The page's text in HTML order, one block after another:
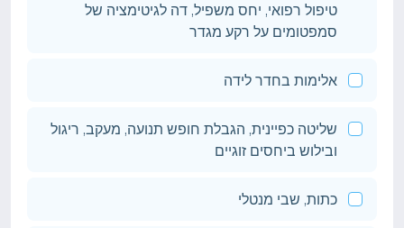
טיפול רפואי, יחס משפיל, דה לגיטימציה של
סמפטומים על רקע מגדר
אלימות בחדר לידה
שליטה כפיינית, הגבלת חופש תנועה, מעקב, ריגול
ובילוש ביחסים זוגיים
כתות, שבי מנטלי